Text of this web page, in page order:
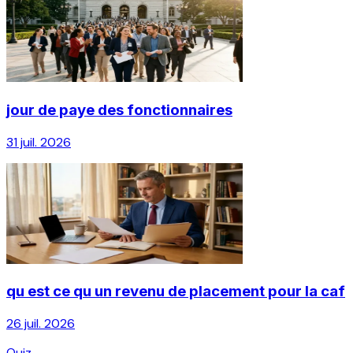
jour de paye des fonctionnaires
31 juil. 2026
qu est ce qu un revenu de placement pour la caf
26 juil. 2026